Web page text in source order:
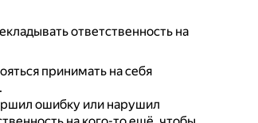
ответственность на
принимать на себя
ошибку или нарушил